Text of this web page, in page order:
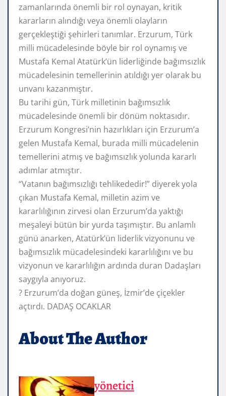
zamanlarında önemli bir rol oynayan, kritik
kararların alındığı veya önemli olayların
gerçekleştiği şehirleri tanımlar. Erzurum, Türk
milli mücadelesinde böyle bir rol oynamış ve
Mustafa Kemal Atatürk’ün liderliğinde bağımsızlık
mücadelesinin temellerinin atıldığı yer olarak bu
unvanı kazanmıştır.
Bu tarihi gün, Türk milletinin bağımsızlık
mücadelesinde önemli bir dönüm noktasıdır.
Erzurum Kongresi’nin hazırlıkları için Erzurum’a
gelen Mustafa Kemal, burada milli mücadelenin
temellerini atmış ve bağımsızlık yolunda kararlı
adımlar atmıştır.
“Vatanın bağımsızlığı tehlikededir!” diyerek yola
çıkan Mustafa Kemal, milletin azim ve
kararlılığının zirvesi olan Erzurum’da yaktığı
meşaleyi bütün bir yurda taşımıştır. Bu anlamlı
günü anarken, Atatürk’ün liderlik vizyonunu ve
bağımsızlık mücadelesindeki kararlılığını ve bu
vizyonun ve kararlılığın ardında duran Dadaşları
saygıyla anıyoruz.
? Erzurum’da doğan güneş, İzmir’de çiçekler
açtırdı. DADAŞ OCAKLAR
About The Author
yönetici